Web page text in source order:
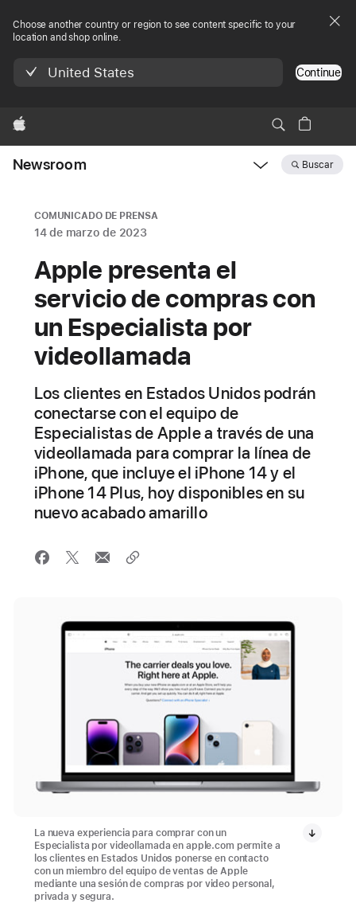
Choose another country or region to see content specific to your
location and shop online.
United States Continue
Apple
Newsroom Buscar
COMUNICADO DE PRENSA
14 de marzo de 2023
Apple presenta el
servicio de compras con
un Especialista por
videollamada
Los clientes en Estados Unidos podrán
conectarse con el equipo de
Especialistas de Apple a través de una
videollamada para comprar la línea de
iPhone, que incluye el iPhone 14 y el
iPhone 14 Plus, hoy disponibles en su
nuevo acabado amarillo
La nueva experiencia para comprar con un
Especialista por videollamada en apple.com permite a
los clientes en Estados Unidos ponerse en contacto
con un miembro del equipo de ventas de Apple
mediante una sesión de compras por video personal,
privada y segura.